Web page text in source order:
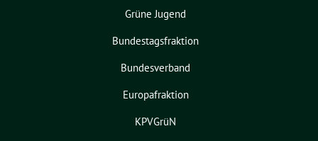
Grüne Jugend
Bundestagsfraktion
Bundesverband
Europafraktion
KPVGrüN